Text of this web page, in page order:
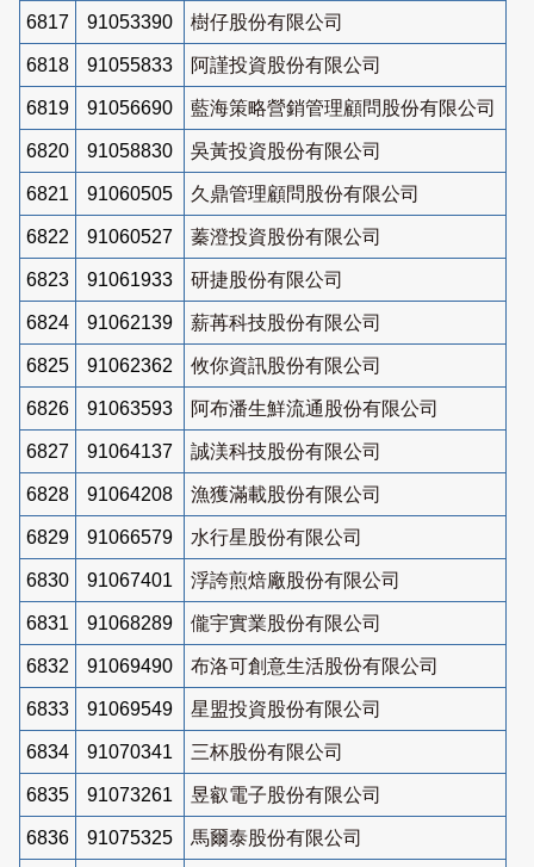
6817 91053390 樹仔股份有限公司
6818 91055833 阿謹投資股份有限公司
6819 91056690 藍海策略營銷管理顧問股份有限公司
6820 91058830 吳黃投資股份有限公司
6821 91060505 久鼎管理顧問股份有限公司
6822 91060527 蓁澄投資股份有限公司
6823 91061933 研捷股份有限公司
6824 91062139 薪苒科技股份有限公司
6825 91062362 攸你資訊股份有限公司
6826 91063593 阿布潘生鮮流通股份有限公司
6827 91064137 誠渼科技股份有限公司
6828 91064208 漁獲滿載股份有限公司
6829 91066579 水行星股份有限公司
6830 91067401 浮誇煎焙廠股份有限公司
6831 91068289 儱宇實業股份有限公司
6832 91069490 布洛可創意生活股份有限公司
6833 91069549 星盟投資股份有限公司
6834 91070341 三杯股份有限公司
6835 91073261 昱叡電子股份有限公司
6836 91075325 馬爾泰股份有限公司